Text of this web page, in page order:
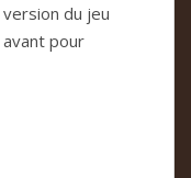
du jeu
pour